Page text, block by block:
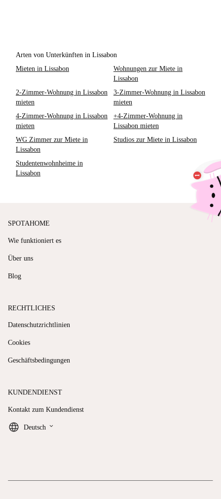
Arten von Unterkünften in Lissabon
Mieten in Lissabon
Wohnungen zur Miete in
Lissabon
2-Zimmer-Wohnung in Lissabon
mieten
3-Zimmer-Wohnung in Lissabon
mieten
4-Zimmer-Wohnung in Lissabon
mieten
+4-Zimmer-Wohnung in
Lissabon mieten
WG Zimmer zur Miete in
Lissabon
Studios zur Miete in Lissabon
Studentenwohnheime in
Lissabon
SPOTAHOME
Wie funktioniert es
Über uns
Blog
RECHTLICHES
Datenschutzrichtlinien
Cookies
Geschäftsbedingungen
KUNDENDIENST
Kontakt zum Kundendienst
Deutsch keyboard_arrow_down